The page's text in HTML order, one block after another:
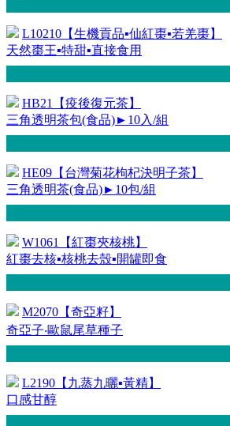
L10210【生機貢品▪仙紅棗▪若羌棗】
天然棗王▪特甜▪直接食用
HB21【疫後復元茶】
三角透明茶包(食品)►10入/組
HE09【台灣菊花枸杞決明子茶】
三角透明茶(食品)►10包/組
W1061【紅棗夾核桃】
紅棗去核▪核桃去殼▪開罐即食
M2070【奇亞籽】
奇亞子‧歐鼠尾草種子
L2190【九蒸九曬▪黃精】
口感甘醇